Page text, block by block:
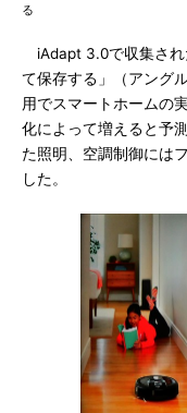
る
iAdapt 3.0で収集され
て保存する」（アング
用でスマートホームの
化によって増えると予
た照明、空調制御には
した。